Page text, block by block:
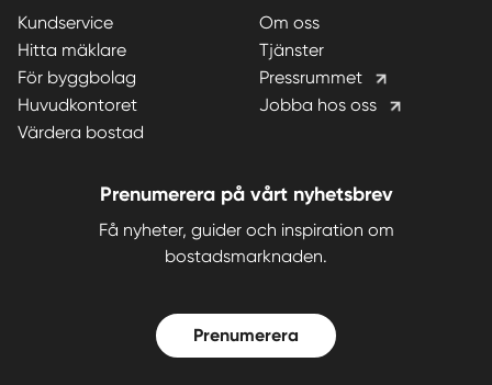
Kundservice
Hitta mäklare
För byggbolag
Huvudkontoret
Värdera bostad
Om oss
Tjänster
Pressrummet
Jobba hos oss
Prenumerera på vårt nyhetsbrev
Få nyheter, guider och inspiration om
bostadsmarknaden.
Prenumerera